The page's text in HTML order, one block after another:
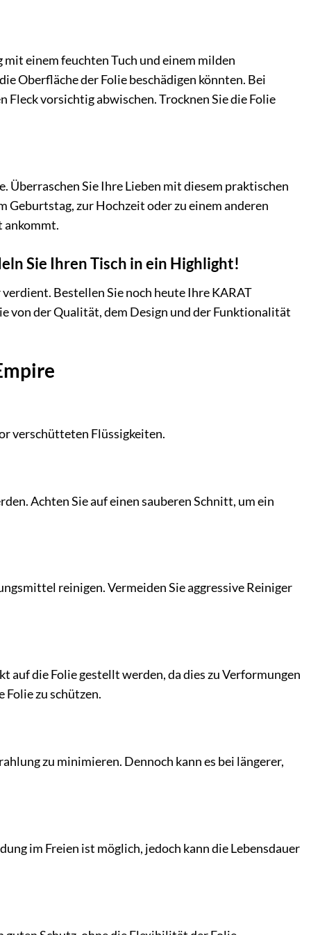
einem feuchten Tuch und einem milden
Oberfläche der Folie beschädigen könnten. Bei
Fleck vorsichtig abwischen. Trocknen Sie die Folie
Überraschen Sie Ihre Lieben mit diesem praktischen
Geburtstag, zur Hochzeit oder zu einem anderen
ankommt.
Sie Ihren Tisch in ein Highlight!
Bestellen Sie noch heute Ihre KARAT
von der Qualität, dem Design und der Funktionalität
verschütteten Flüssigkeiten.
Achten Sie auf einen sauberen Schnitt, um ein
reinigen. Vermeiden Sie aggressive Reiniger
die Folie gestellt werden, da dies zu Verformungen
Folie zu schützen.
zu minimieren. Dennoch kann es bei längerer,
im Freien ist möglich, jedoch kann die Lebensdauer